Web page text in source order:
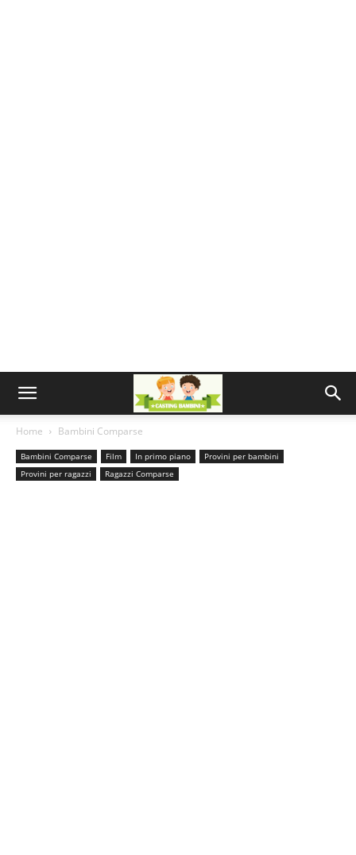
Home Bambini Comparse
Bambini Comparse Film In primo piano
Provini per bambini
Provini per ragazzi
Ragazzi Comparse